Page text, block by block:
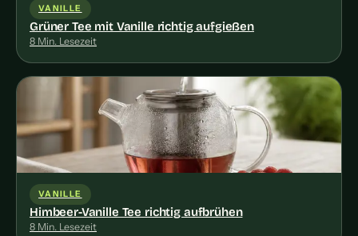
VANILLE
Grüner Tee mit Vanille richtig aufgießen
8 Min. Lesezeit
VANILLE
Himbeer-Vanille Tee richtig aufbrühen
8 Min. Lesezeit